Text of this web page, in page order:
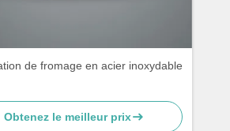
de fromage en acier inoxydable
Obtenez le meilleur prix